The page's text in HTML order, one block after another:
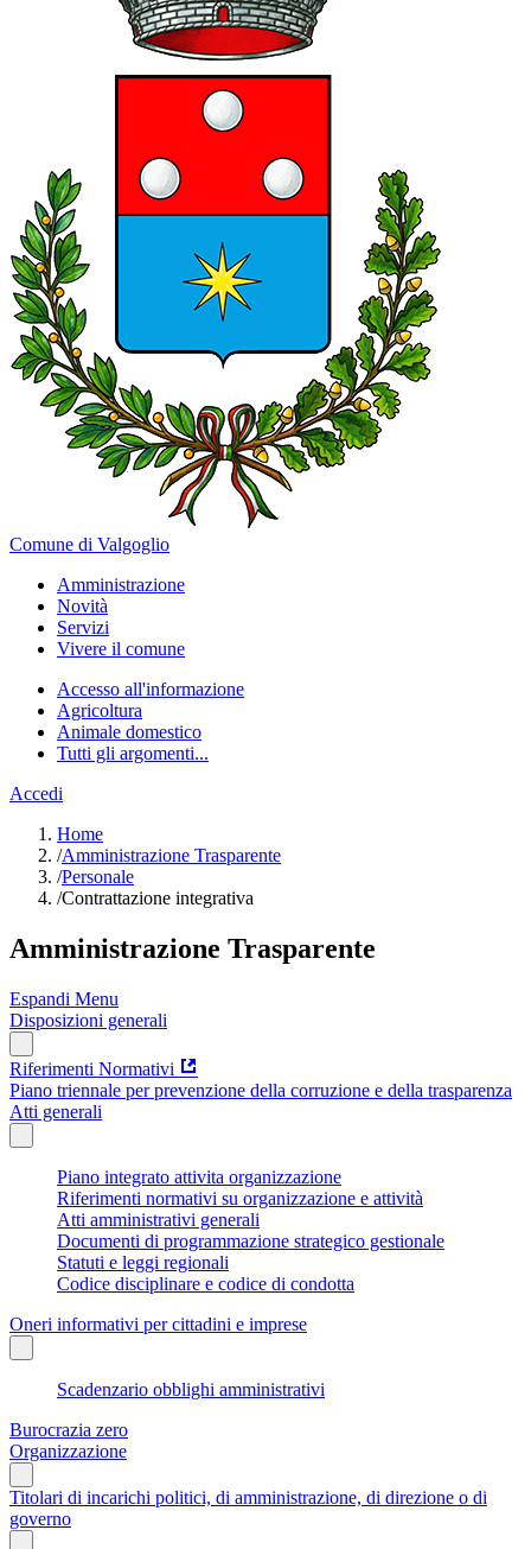
Comune di Valgoglio
Amministrazione
Novità
Servizi
Vivere il comune
Accesso all'informazione
Agricoltura
Animale domestico
Tutti gli argomenti...
Accedi
Home
/Amministrazione Trasparente
/Personale
/Contrattazione integrativa
Amministrazione Trasparente
Espandi Menu
Disposizioni generali
Riferimenti Normativi
Piano triennale per prevenzione della corruzione e della trasparenza
Atti generali
Piano integrato attivita organizzazione
Riferimenti normativi su organizzazione e attività
Atti amministrativi generali
Documenti di programmazione strategico gestionale
Statuti e leggi regionali
Codice disciplinare e codice di condotta
Oneri informativi per cittadini e imprese
Scadenzario obblighi amministrativi
Burocrazia zero
Organizzazione
Titolari di incarichi politici, di amministrazione, di direzione o di
governo